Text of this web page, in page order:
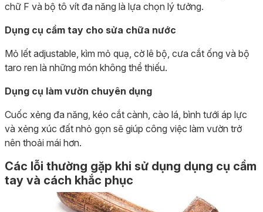
chữ F và bộ tô vít đa năng là lựa chọn lý tưởng.
Dụng cụ cầm tay cho sửa chữa nước
Mỏ lết adjustable, kìm mỏ quạ, cờ lê bộ, cưa cắt ống và bộ
taro ren là những món không thể thiếu.
Dụng cụ làm vườn chuyên dụng
Cuốc xẻng đa năng, kéo cắt cành, cào lá, bình tưới áp lực
và xẻng xúc đất nhỏ gọn sẽ giúp công việc làm vườn trở
nên thoải mái hơn.
Các lỗi thường gặp khi sử dụng dụng cụ cầm
tay và cách khắc phục